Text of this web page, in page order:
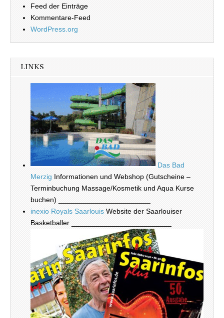
Feed der Einträge
Kommentare-Feed
WordPress.org
LINKS
Das Bad
Merzig Informationen und Webshop (Gutscheine –
Terminbuchung Massage/Kosmetik und Aqua Kurse
buchen) _______________________
inexio Royals Saarlouis Website der Saarlouiser
Basketballer _________________________